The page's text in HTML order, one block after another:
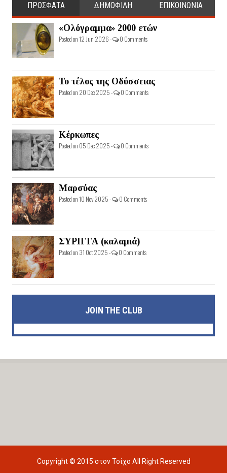
ΠΡΟΣΦΑΤΑ ΔΗΜΟΦΙΛΗ ΕΠΙΚΟΙΝΩΝΙΑ
«Ολόγραμμα» 2000 ετών
Posted on 12 Jun 2026 - 0 Comments
Το τέλος της Οδύσσειας
Posted on 20 Dec 2025 - 0 Comments
Κέρκωπες
Posted on 05 Dec 2025 - 0 Comments
Μαρσύας
Posted on 10 Nov 2025 - 0 Comments
ΣΥΡΙΓΓΑ (καλαμιά)
Posted on 31 Oct 2025 - 0 Comments
JOIN THE CLUB
Copyright © 2015 στον Τοίχο All Right Reserved